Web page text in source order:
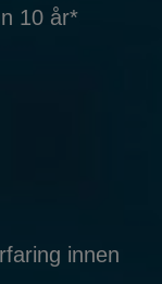
10 år*
innen